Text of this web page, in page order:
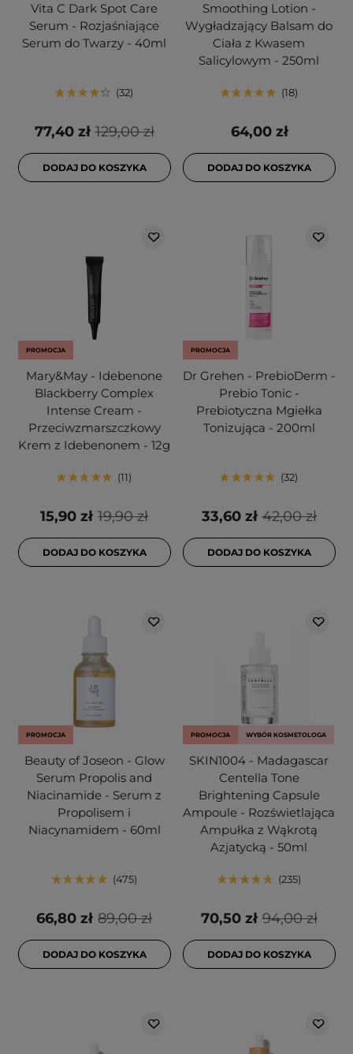
Vita C Dark Spot Care
Serum - Rozjaśniające
Serum do Twarzy - 40ml
32
129,00 zł
77,40 zł
DODAJ DO KOSZYKA
Smoothing Lotion -
Wygładzający Balsam do
Ciała z Kwasem
Salicylowym - 250ml
18
64,00 zł
DODAJ DO KOSZYKA
PROMOCJA
Mary&May - Idebenone
Blackberry Complex
Intense Cream -
Przeciwzmarszczkowy
Krem z Idebenonem - 12g
11
19,90 zł
15,90 zł
DODAJ DO KOSZYKA
PROMOCJA
Dr Grehen - PrebioDerm -
Prebio Tonic -
Prebiotyczna Mgiełka
Tonizująca - 200ml
32
42,00 zł
33,60 zł
DODAJ DO KOSZYKA
PROMOCJA
Beauty of Joseon - Glow
Serum Propolis and
Niacinamide - Serum z
Propolisem i
Niacynamidem - 60ml
475
89,00 zł
66,80 zł
DODAJ DO KOSZYKA
PROMOCJA WYBÓR KOSMETOLOGA
SKIN1004 - Madagascar
Centella Tone
Brightening Capsule
Ampoule - Rozświetlająca
Ampułka z Wąkrotą
Azjatycką - 50ml
235
94,00 zł
70,50 zł
DODAJ DO KOSZYKA